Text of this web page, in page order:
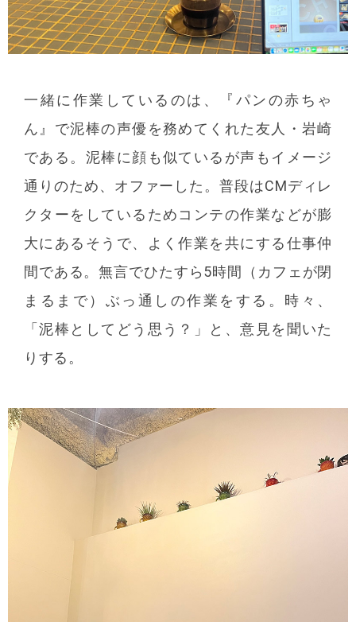
一緒に作業しているのは、『パンの赤ちゃ
ん』で泥棒の声優を務めてくれた友人・岩崎
である。泥棒に顔も似ているが声もイメージ
通りのため、オファーした。普段はCMディレ
クターをしているためコンテの作業などが膨
大にあるそうで、よく作業を共にする仕事仲
間である。無言でひたすら5時間（カフェが閉
まるまで）ぶっ通しの作業をする。時々、
「泥棒としてどう思う？」と、意見を聞いた
りする。